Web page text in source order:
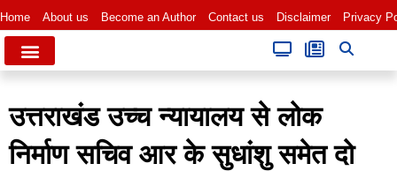
Home About us Become an Author Contact us Disclaimer Privacy
उत्तराखंड उच्च न्यायालय से लोक
निर्माण सचिव आर के सुधांशु समेत दो